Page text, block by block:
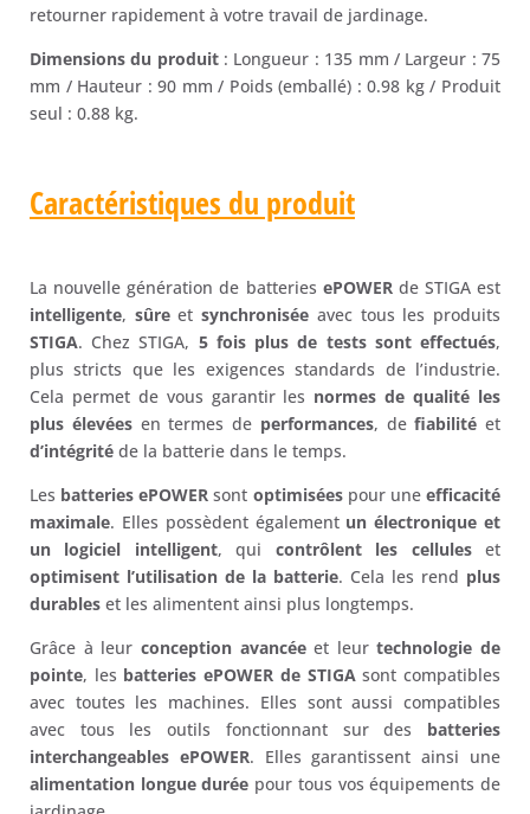
retourner rapidement à votre travail de jardinage.
Dimensions du produit: Longueur : 135 mm / Largeur : 75
mm / Hauteur : 90 mm / Poids (emballé) : 0.98 kg / Produit
seul : 0.88 kg.
Caractéristiques du produit
La nouvelle génération de batteries ePOWERde STIGA est
intelligente, sûreetsynchronisée avec tous les produits
STIGA. Chez STIGA, 5 fois plus de tests sont effectués,
plus stricts que les exigences standards de l’industrie.
Cela permet de vous garantir les normes de qualité les
plus élevéesen termes de performances, defiabilité et
d’intégrité de la batterie dans le temps.
Les batteries ePOWER sont optimiséespour uneefficacité
maximale. Elles possèdent également un électronique et
un logiciel intelligent, qui contrôlent les celluleset
optimisent l’utilisation de la batterie. Cela les rend plus
durables et les alimentent ainsi plus longtemps.
Grâce à leur conception avancéeet leurtechnologie de
pointe, les batteries ePOWER de STIGA sont compatibles
avec toutes les machines. Elles sont aussi compatibles
avec tous les outils fonctionnant sur des batteries
interchangeables ePOWER. Elles garantissent ainsi une
alimentation longue durée pour tous vos équipements de